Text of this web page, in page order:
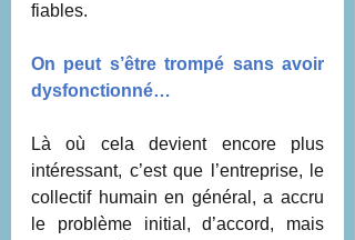
fiables.
On peut s’être trompé sans avoir
dysfonctionné…
Là où cela devient encore plus
intéressant, c’est que l’entreprise, le
collectif humain en général, a accru
le problème initial, d’accord, mais